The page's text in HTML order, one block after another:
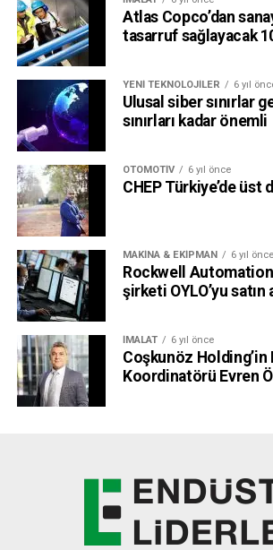
Atlas Copco’dan
tasarruf sağlayacak
YENI TEKNOLOJILER 6 yıl
Ulusal siber sınırlar
sınırları kadar önemli
OTOMOTIV 6 yıl önce
CHEP Türkiye’de üst
MAKINA & EKIPMAN 6 yıl önce
Rockwell
şirketi OYLO’yu satın
İMALAT 6 yıl önce
Coşkunöz Holding’in
Koordinatörü Evren